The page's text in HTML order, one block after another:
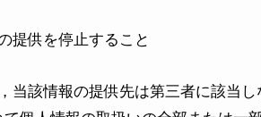
提供を停止すること
該情報の提供先は第三者に該当し